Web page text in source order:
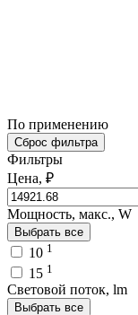
По применению
Сброс фильтра
Фильтры
Цена, ₽
Мощность, макс., W
Выбрать все
10 1
15 1
Световой поток, lm
Выбрать все